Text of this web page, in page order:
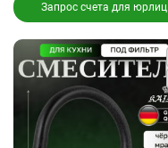
Запрос счета для юрлиц